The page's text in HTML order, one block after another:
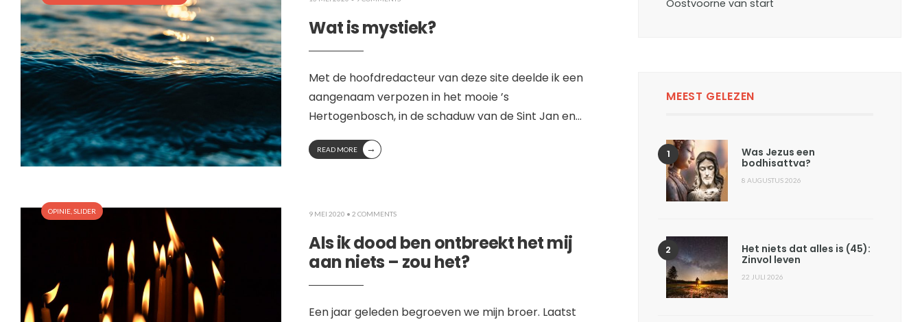
Wat is mystiek?
Met de hoofdredacteur van deze site deelde ik een
aangenaam verpozen in het mooie ’s
Hertogenbosch, in de schaduw van de Sint Jan en...
READ MORE →
OPINIE SLIDER 9 MEI 2020 • 2 COMMENTS
Als ik dood ben ontbreekt het mij
aan niets – zou het?
Een jaar geleden begroeven we mijn broer. Laatst
Oostvoorne van start
MEEST GELEZEN
Was Jezus een
bodhisattva?
8 AUGUSTUS 2026
Het niets dat alles is (45):
Zinvol leven
22 JULI 2026